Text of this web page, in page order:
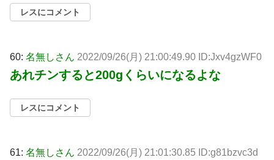
レスにコメント
60: 名無しさん 2022/09/26(月) 21:00:49.90 ID:Jxv4gzWF0
あれチンすると200gくらいになるよな
レスにコメント
61: 名無しさん 2022/09/26(月) 21:01:30.85 ID:g81bzvc3d